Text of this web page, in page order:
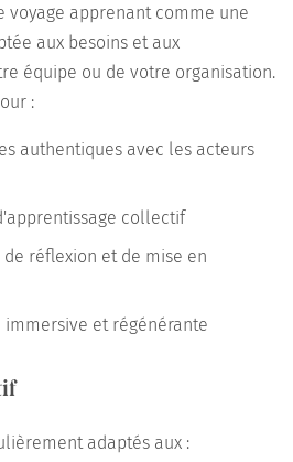
voyage apprenant comme une
aux besoins et aux
équipe ou de votre organisation.
:
authentiques avec les acteurs
collectif
réflexion et de mise en
et régénérante
adaptés aux :